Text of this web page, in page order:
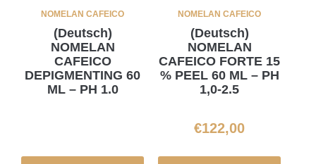
NOMELAN CAFEICO
(Deutsch)
NOMELAN
CAFEICO
DEPIGMENTING 60
ML – PH 1.0
NOMELAN CAFEICO
(Deutsch)
NOMELAN
CAFEICO FORTE 15
% PEEL 60 ML – PH
1,0-2.5
€122,00